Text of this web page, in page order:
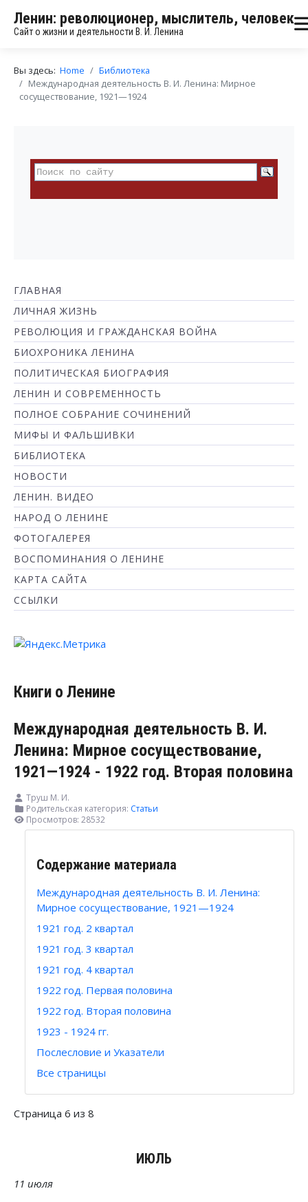
Ленин: революционер, мыслитель, человек
Сайт о жизни и деятельности В. И. Ленина
Вы здесь: Home
Библиотека
Международная деятельность В. И. Ленина: Мирное
сосуществование, 1921—1924
ГЛАВНАЯ
ЛИЧНАЯ ЖИЗНЬ
РЕВОЛЮЦИЯ И ГРАЖДАНСКАЯ ВОЙНА
БИОХРОНИКА ЛЕНИНА
ПОЛИТИЧЕСКАЯ БИОГРАФИЯ
ЛЕНИН И СОВРЕМЕННОСТЬ
ПОЛНОЕ СОБРАНИЕ СОЧИНЕНИЙ
МИФЫ И ФАЛЬШИВКИ
БИБЛИОТЕКА
НОВОСТИ
ЛЕНИН. ВИДЕО
НАРОД О ЛЕНИНЕ
ФОТОГАЛЕРЕЯ
ВОСПОМИНАНИЯ О ЛЕНИНЕ
КАРТА САЙТА
ССЫЛКИ
Книги о Ленине
Международная деятельность В. И.
Ленина: Мирное сосуществование,
1921—1924 - 1922 год. Вторая половина
Труш M. И.
Родительская категория: Статьи
Просмотров: 28532
Содержание материала
Международная деятельность В. И. Ленина:
Мирное сосуществование, 1921—1924
1921 год. 2 квартал
1921 год. 3 квартал
1921 год. 4 квартал
1922 год. Первая половина
1922 год. Вторая половина
1923 - 1924 гг.
Послесловие и Указатели
Все страницы
Страница 6 из 8
ИЮЛЬ
11 июля